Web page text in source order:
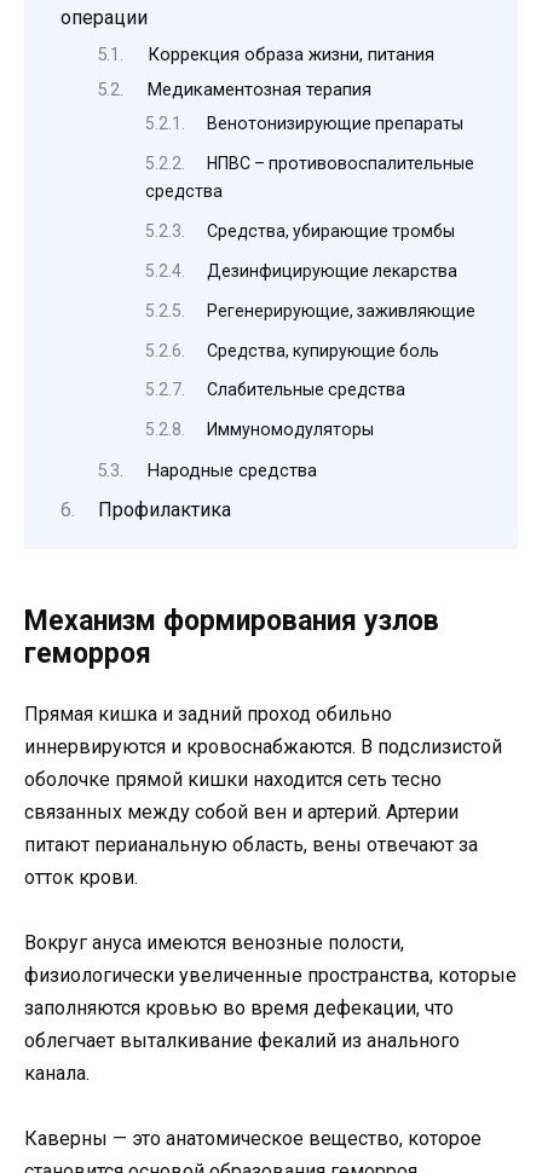
операции
Коррекция образа жизни, питания
Медикаментозная терапия
Венотонизирующие препараты
НПВС – противовоспалительные
средства
Средства, убирающие тромбы
Дезинфицирующие лекарства
Регенерирующие, заживляющие
Средства, купирующие боль
Слабительные средства
Иммуномодуляторы
Народные средства
Профилактика
Механизм формирования узлов
геморроя
Прямая кишка и задний проход обильно
иннервируются и кровоснабжаются. В подслизистой
оболочке прямой кишки находится сеть тесно
связанных между собой вен и артерий. Артерии
питают перианальную область, вены отвечают за
отток крови.
Вокруг ануса имеются венозные полости,
физиологически увеличенные пространства, которые
заполняются кровью во время дефекации, что
облегчает выталкивание фекалий из анального
канала.
Каверны — это анатомическое вещество, которое